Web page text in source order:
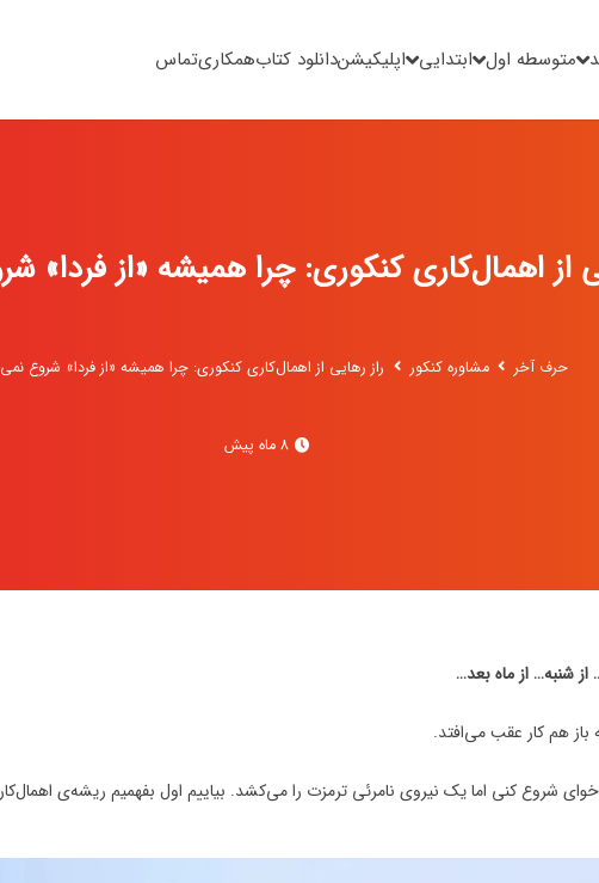
متوسطه اول ابتدایی اپلیکیشندانلود کتابهمکاریتماس
از اهمال‌کاری کنکوری: چرا همیشه «از فردا»
حرف آخر مشاوره کنکور راز رهایی از اهمال‌کاری کنکوری: چرا همیشه «از فردا» شروع
8 ماه پیش
شنبه… از ماه بعد…
باز هم کار عقب می‌افتد.
شروع کنی اما یک نیروی نامرئی ترمزت را می‌کشد. بیاییم اول بفهمیم ریشه‌ی